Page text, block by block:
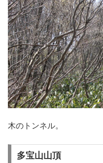
木のトンネル。
多宝山山頂